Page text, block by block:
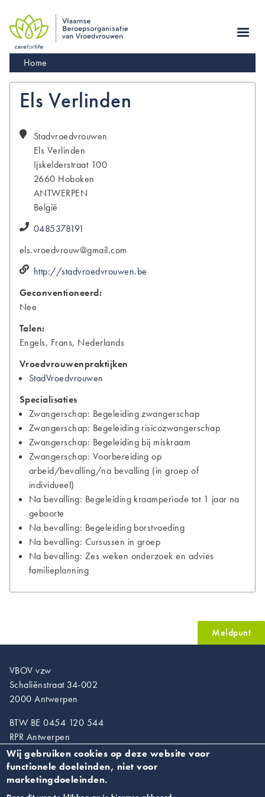
main
navigation
Kruimelpad
Home
Els Verlinden
Stadvroedvrouwen
Els Verlinden
Ijskelderstraat 100
2660 Hoboken
ANTWERPEN
België
0485378191
els.vroedvrouw@gmail.com
http://stadvroedvrouwen.be
Geconventioneerd:
Nee
Talen:
Engels, Frans, Nederlands
Vroedvrouwenpraktijken
StadVroedvrouwen
Specialisaties
Zwangerschap: Begeleiding zwangerschap
Zwangerschap: Begeleiding risicozwangerschap
Zwangerschap: Begeleiding bij miskraam
Zwangerschap: Voorbereiding op
arbeid/bevalling/na bevalling (in groep of
individueel)
Na bevalling: Begeleiding kraamperiode tot 1 jaar na
geboorte
Na bevalling: Begeleiding borstvoeding
Na bevalling: Cursussen in groep
Na bevalling: Zes weken onderzoek en advies
familieplanning
Meldpunt
VBOV vzw
Schaliënstraat 34-002
2000 Antwerpen
BTW BE 0454 120 544
RPR Antwerpen
T. 03/218.89.67
info@vroedvrouwen.be
Wij gebruiken cookies op deze website voor
functionele doeleinden, niet voor
marketingdoeleinden.